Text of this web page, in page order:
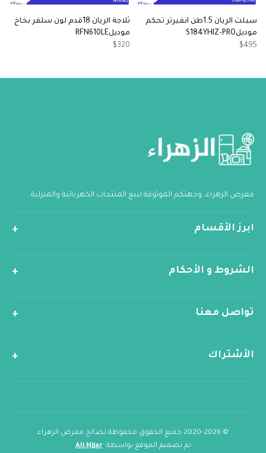
سبلت الريان 1.5طن انفيرتر تحكم
موديلS184YHIZ-PRO
$495
ثلاجة الريان 18قدم لون سلفر بخاخ
موديلRFN610LE
$320
معرض الزهراء، وجهتكم الموثوقة لبيع المنتجات الكهربائية والمنزلية...
ابرز الأقسام
الشروط و الأحكام
تواصل معنا
الأشتراك
© 2020-2026 جميع الحقوق محفوظة لصالح معرض الزهراء
تم تصميم الموقع بواسطة:Ali Njjar